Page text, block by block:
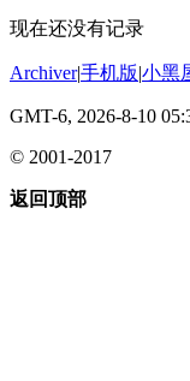
现在还没有记录
Archiver|手机版|小黑
GMT-6, 2026-8-10
© 2001-2017
返回顶部